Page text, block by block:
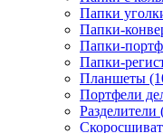
Папки
Папки-
Папки-
Папки-
Планшеты
Портфели
Разделители